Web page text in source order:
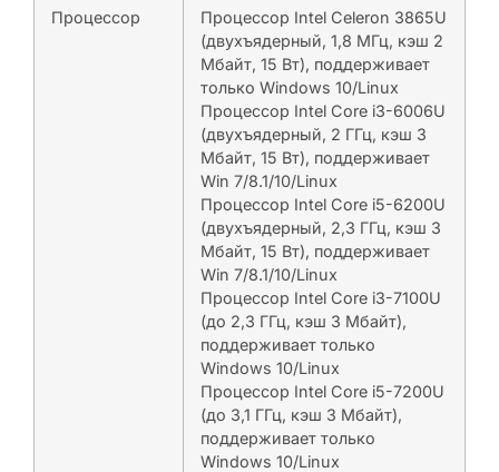
Процессор
Процессор Intel Celeron 3865U
(двухъядерный, 1,8 МГц, кэш 2
Мбайт, 15 Вт), поддерживает
только Windows 10/Linux
Процессор Intel Core i3-6006U
(двухъядерный, 2 ГГц, кэш 3
Мбайт, 15 Вт), поддерживает
Win 7/8.1/10/Linux
Процессор Intel Core i5-6200U
(двухъядерный, 2,3 ГГц, кэш 3
Мбайт, 15 Вт), поддерживает
Win 7/8.1/10/Linux
Процессор Intel Core i3-7100U
(до 2,3 ГГц, кэш 3 Мбайт),
поддерживает только
Windows 10/Linux
Процессор Intel Core i5-7200U
(до 3,1 ГГц, кэш 3 Мбайт),
поддерживает только
Windows 10/Linux